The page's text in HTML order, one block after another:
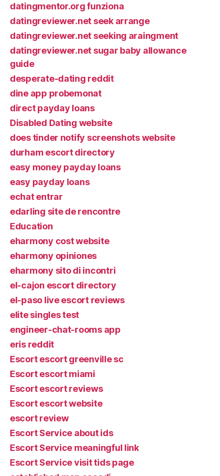
datingmentor.org funziona
datingreviewer.net seek arrange
datingreviewer.net seeking araingment
datingreviewer.net sugar baby allowance
guide
desperate-dating reddit
dine app probemonat
direct payday loans
Disabled Dating website
does tinder notify screenshots website
durham escort directory
easy money payday loans
easy payday loans
echat entrar
edarling site de rencontre
Education
eharmony cost website
eharmony opiniones
eharmony sito di incontri
el-cajon escort directory
el-paso live escort reviews
elite singles test
engineer-chat-rooms app
eris reddit
Escort escort greenville sc
Escort escort miami
Escort escort reviews
Escort escort website
escort review
Escort Service about ids
Escort Service meaningful link
Escort Service visit tids page